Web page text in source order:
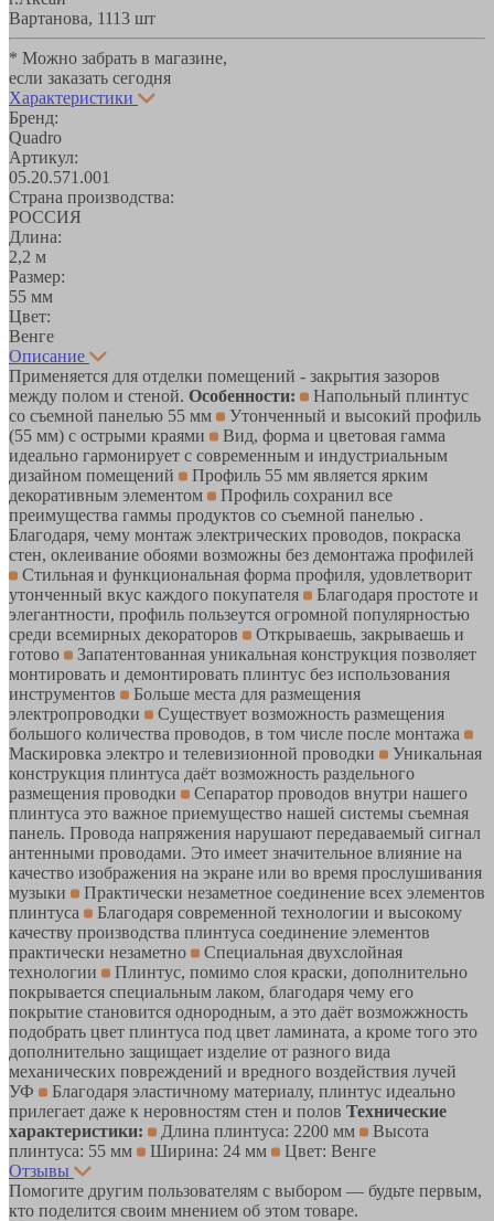
Вартанова, 1113 шт
* Можно забрать в магазине,
если заказать сегодня
Характеристики
Бренд:
Quadro
Артикул:
05.20.571.001
Страна производства:
РОССИЯ
Длина:
2,2 м
Размер:
55 мм
Цвет:
Венге
Описание
Применяется для отделки помещений - закрытия зазоров
между полом и стеной. Особенности:
Напольный плинтус
со съемной панелью 55 мм
Утонченный и высокий профиль
(55 мм) с острыми краями
Вид, форма и цветовая гамма
идеально гармонирует с современным и индустриальным
дизайном помещений
Профиль 55 мм является ярким
декоративным элементом
Профиль сохранил все
преимущества гаммы продуктов со съемной панелью .
Благодаря, чему монтаж электрических проводов, покраска
стен, оклеивание обоями возможны без демонтажа профилей
Стильная и функциональная форма профиля, удовлетворит
утонченный вкус каждого покупателя
Благодаря простоте и
элегантности, профиль пользеутся огромной популярностью
среди всемирных декораторов
Открываешь, закрываешь и
готово
Запатентованная уникальная конструкция позволяет
монтировать и демонтировать плинтус без использования
инструментов
Больше места для размещения
электропроводки
Существует возможность размещения
большого количества проводов, в том числе после монтажа
Маскировка электро и телевизионной проводки
Уникальная
конструкция плинтуса даёт возможность раздельного
размещения проводки
Сепаратор проводов внутри нашего
плинтуса это важное приемущество нашей системы съемная
панель. Провода напряжения нарушают передаваемый сигнал
антенными проводами. Это имеет значительное влияние на
качество изображения на экране или во время прослушивания
музыки
Практически незаметное соединение всех элементов
плинтуса
Благодаря современной технологии и высокому
качеству производства плинтуса соединение элементов
практически незаметно
Специальная двухслойная
технологии
Плинтус, помимо слоя краски, дополнительно
покрывается специальным лаком, благодаря чему его
покрытие становится однородным, а это даёт возможжность
подобрать цвет плинтуса под цвет ламината, а кроме того это
дополнительно защищает изделие от разного вида
механических повреждений и вредного воздействия лучей
УФ
Благодаря эластичному материалу, плинтус идеально
прилегает даже к неровностям стен и полов Технические
характеристики:
Длина плинтуса: 2200 мм
Высота
плинтуса: 55 мм
Ширина: 24 мм
Цвет: Венге
Отзывы
Помогите другим пользователям с выбором — будьте первым,
кто поделится своим мнением об этом товаре.